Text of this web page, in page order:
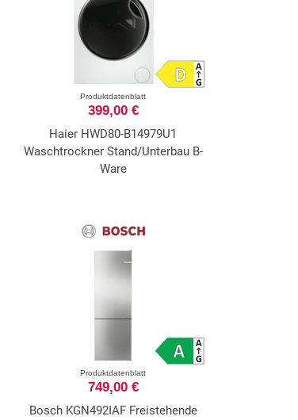
Produktdatenblatt
399,00 €
Haier HWD80-B14979U1
Waschtrockner Stand/Unterbau B-
Ware
Produktdatenblatt
749,00 €
Bosch KGN492IAF Freistehende